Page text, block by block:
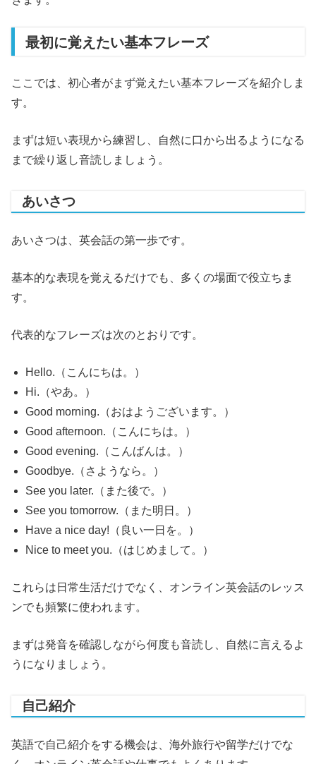
最初に覚えたい基本フレーズ
ここでは、初心者がまず覚えたい基本フレーズを紹介しま
す。
まずは短い表現から練習し、自然に口から出るようになる
まで繰り返し音読しましょう。
あいさつ
あいさつは、英会話の第一歩です。
基本的な表現を覚えるだけでも、多くの場面で役立ちま
す。
代表的なフレーズは次のとおりです。
Hello.（こんにちは。）
Hi.（やあ。）
Good morning.（おはようございます。）
Good afternoon.（こんにちは。）
Good evening.（こんばんは。）
Goodbye.（さようなら。）
See you later.（また後で。）
See you tomorrow.（また明日。）
Have a nice day!（良い一日を。）
Nice to meet you.（はじめまして。）
これらは日常生活だけでなく、オンライン英会話のレッス
ンでも頻繁に使われます。
まずは発音を確認しながら何度も音読し、自然に言えるよ
うになりましょう。
自己紹介
英語で自己紹介をする機会は、海外旅行や留学だけでな